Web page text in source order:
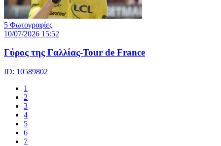
5 Φωτογραφίες
10/07/2026 15:52
Γύρος της Γαλλίας-Tour de France
ID: 10589802
1
2
3
4
5
6
7